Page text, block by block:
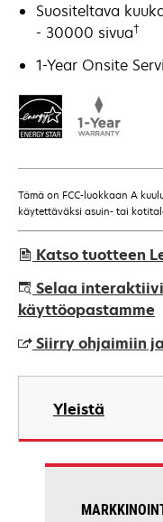
Suositeltava
- 30000 sivua†
1-Year Onsite
Tämä on FCC-luokkaan A
käytettäväksi asuin- tai
Katso tuotteen
opens
in
new
tab
Selaa
käyttöopastamme
Siirry ohjaimiin
opens
new
Yleistä